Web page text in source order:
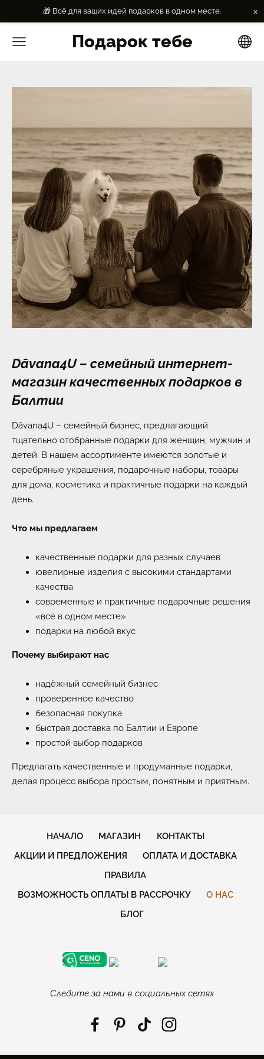
🎁 Всё для ваших идей подарков в одном месте. ×
Подарок тебе
Dāvana4U – семейный интернет-
магазин качественных подарков в
Балтии
Dāvana4U – семейный бизнес, предлагающий
тщательно отобранные подарки для женщин, мужчин и
детей. В нашем ассортименте имеются золотые и
серебряные украшения, подарочные наборы, товары
для дома, косметика и практичные подарки на каждый
день.
Что мы предлагаем
качественные подарки для разных случаев
ювелирные изделия с высокими стандартами
качества
современные и практичные подарочные решения
«всё в одном месте»
подарки на любой вкус
Почему выбирают нас
надёжный семейный бизнес
проверенное качество
безопасная покупка
быстрая доставка по Балтии и Европе
простой выбор подарков
Предлагать качественные и продуманные подарки,
делая процесс выбора простым, понятным и приятным.
НАЧАЛО МАГАЗИН
КОНТАКТЫ
АКЦИИ И ПРЕДЛОЖЕНИЯ
ОПЛАТА И ДОСТАВКА
ПРАВИЛА
ВОЗМОЖНОСТЬ ОПЛАТЫ В РАССРОЧКУ
О НАС
БЛОГ
Следите за нами в социальных сетях